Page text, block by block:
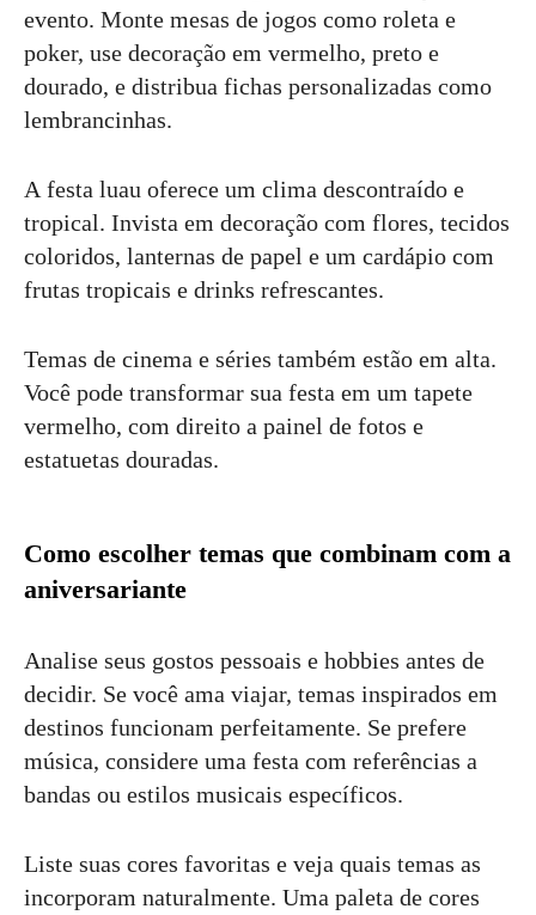
evento. Monte mesas de jogos como roleta e
poker, use decoração em vermelho, preto e
dourado, e distribua fichas personalizadas como
lembrancinhas.
A festa luau oferece um clima descontraído e
tropical. Invista em decoração com flores, tecidos
coloridos, lanternas de papel e um cardápio com
frutas tropicais e drinks refrescantes.
Temas de cinema e séries também estão em alta.
Você pode transformar sua festa em um tapete
vermelho, com direito a painel de fotos e
estatuetas douradas.
Como escolher temas que combinam com a
aniversariante
Analise seus gostos pessoais e hobbies antes de
decidir. Se você ama viajar, temas inspirados em
destinos funcionam perfeitamente. Se prefere
música, considere uma festa com referências a
bandas ou estilos musicais específicos.
Liste suas cores favoritas e veja quais temas as
incorporam naturalmente. Uma paleta de cores